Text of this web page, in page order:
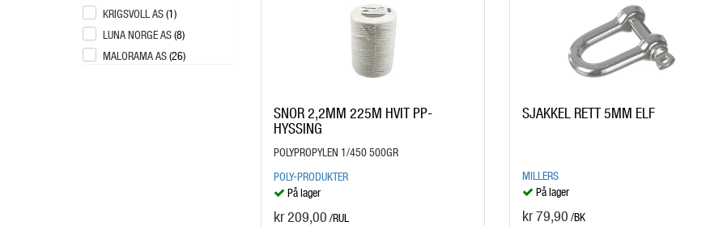
KRIGSVOLL AS(1)
LUNA NORGE AS(8)
MALORAMA AS(26)
SNOR 2,2MM 225M HVIT PP-
HYSSING
POLYPROPYLEN 1/450 500GR
POLY-PRODUKTER
På lager
kr 209,00 /RUL
SJAKKEL RETT 5MM ELF
MILLERS
På lager
kr 79,90 /BK